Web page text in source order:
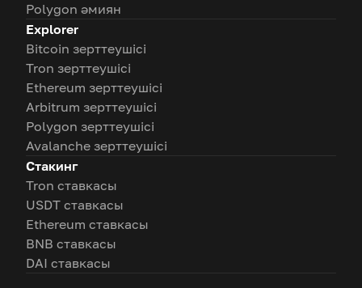
Polygon әмиян
Explorer
Bitcoin зерттеушісі
Tron зерттеушісі
Ethereum зерттеушісі
Arbitrum зерттеушісі
Polygon зерттеушісі
Avalanche зерттеушісі
Стакинг
Tron ставкасы
USDT ставкасы
Ethereum ставкасы
BNB ставкасы
DAI ставкасы